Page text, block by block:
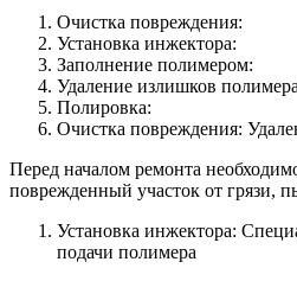
Очистка повреждения:
Установка инжектора:
Заполнение полимером:
Удаление излишков
Полировка:
Очистка повреждения:
Перед началом ремонта
поврежденный участок от грязи,
Установка инжектора:
подачи полимера